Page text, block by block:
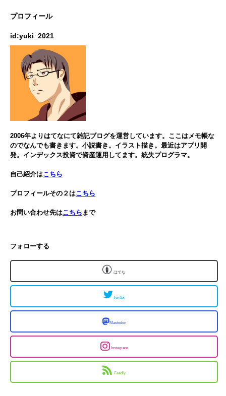
プロフィール
id:yuki_2021
2006年よりはてなにて雑記ブログを運営しています。ここはメモ帳な
のでなんでも書きます。小説書き。イラスト描き。最近はアプリ開
発。インデックス投資で資産運用してます。統失プログラマ。
自己紹介はこちら
プロフィールその２はこちら
お問い合わせ先はこちら まで
フォローする
はてな
Twitter
Mastodon
Instagram
Feedly